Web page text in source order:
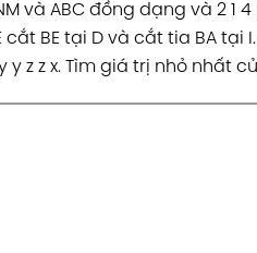
và ABC đồng dạng và 2 1
BE tại D và cắt tia BA tại I.
z z x. Tìm giá trị nhỏ nhất